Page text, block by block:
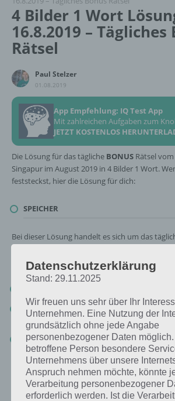
4 Bilder 1 Wort
16.8.2019 – Tägliches
Rätsel
Paul Stelzer
01.08.2019
App Empfehlung: IQ Test App
Mit zahlreichen Aufgaben zum
JETZT KOSTENLOS
Die Lösung für das tägliche BONUS Rätsel
Singapur im August 2019 in 4 Bilder 1 Wort.
feststeckst, hier die Lösung für dich:
SPEICHER
Bei dieser Lösung handelt es sich um das
Nachfolgend haben wir noch die Links
Rätsel und was 2018 gesucht war:
Rätsel aus dem Jahr 2018: Schau mal, was
16.8.2018, als Lösung gesucht war
Zur Übersicht:4 Bilder 1 Wort Lösungen
2019!
Datenschutzerklärung
Stand: 29.11.2025
Wir freuen uns sehr über Ihr
Unternehmen. Eine Nutzung der
grundsätzlich ohne jede Angabe
personenbezogener Daten
betroffene Person besondere
Unternehmens über unsere
Anspruch nehmen möchte, könnte
Verarbeitung personenbezogener
erforderlich werden. Ist die